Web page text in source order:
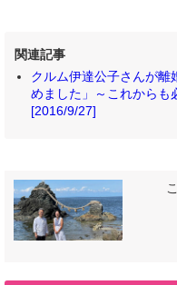
関連記事
クルム伊達公子さんが離
めました」～これからも
[2016/9/27]